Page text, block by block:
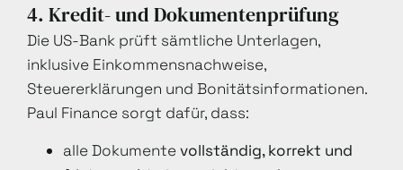
4. Kredit- und Dokumentenprüfung
Die US-Bank prüft sämtliche Unterlagen,
inklusive Einkommensnachweise,
Steuererklärungen und Bonitätsinformationen.
Paul Finance sorgt dafür, dass:
alle Dokumentevollständig, korrekt und